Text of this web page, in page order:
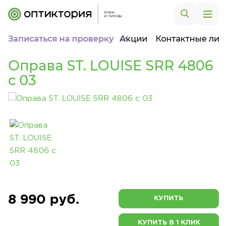
Записаться на проверку Акции Контактные
Оправа ST. LOUISE SRR 4806
c 03
8 990 руб. КУПИТЬ
КУПИТЬ В 1 КЛИК